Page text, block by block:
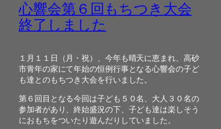
心響会第６回もちつき大会
終了しました
１月１１日（月・祝）、今年も晴天に恵まれ、高砂
市青年の家にて年始の恒例行事となる心響会の子ど
も達とのもちつき大会を行いました。
第６回目となる今回は子ども５０名、大人３０名の
参加者があり、終始盛況の下、子ども達は楽しそう
におもちをついたり遊んだりしていました。